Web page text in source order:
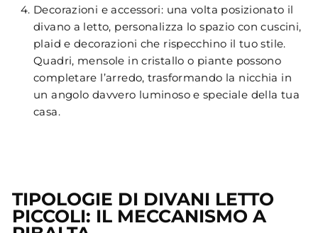
Decorazioni e accessori: una volta posizionato il
divano a letto, personalizza lo spazio con cuscini,
plaid e decorazioni che rispecchino il tuo stile.
Quadri, mensole in cristallo o piante possono
completare l’arredo, trasformando la nicchia in
un angolo davvero luminoso e speciale della tua
casa.
TIPOLOGIE DI DIVANI LETTO
PICCOLI: IL MECCANISMO A